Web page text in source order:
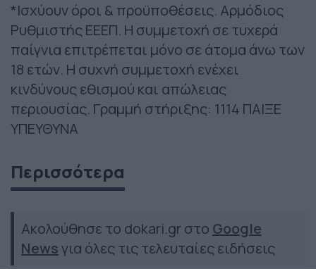
*Ισχύουν όροι & προϋποθέσεις. Αρμόδιος
Ρυθμιστής ΕΕΕΠ. Η συμμετοχή σε τυχερά
παίγνια επιτρέπεται μόνο σε άτομα άνω των
18 ετών. Η συχνή συμμετοχή ενέχει
κινδύνους εθισμού και απώλειας
περιουσίας. Γραμμή στήριξης: 1114 ΠΑΙΞΕ
ΥΠΕΥΘΥΝΑ
Περισσότερα
Ακολούθησε το dokari.gr στο Google
Newsγια όλες τις τελευταίες ειδήσεις